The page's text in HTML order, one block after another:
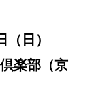
日）
楽部（京